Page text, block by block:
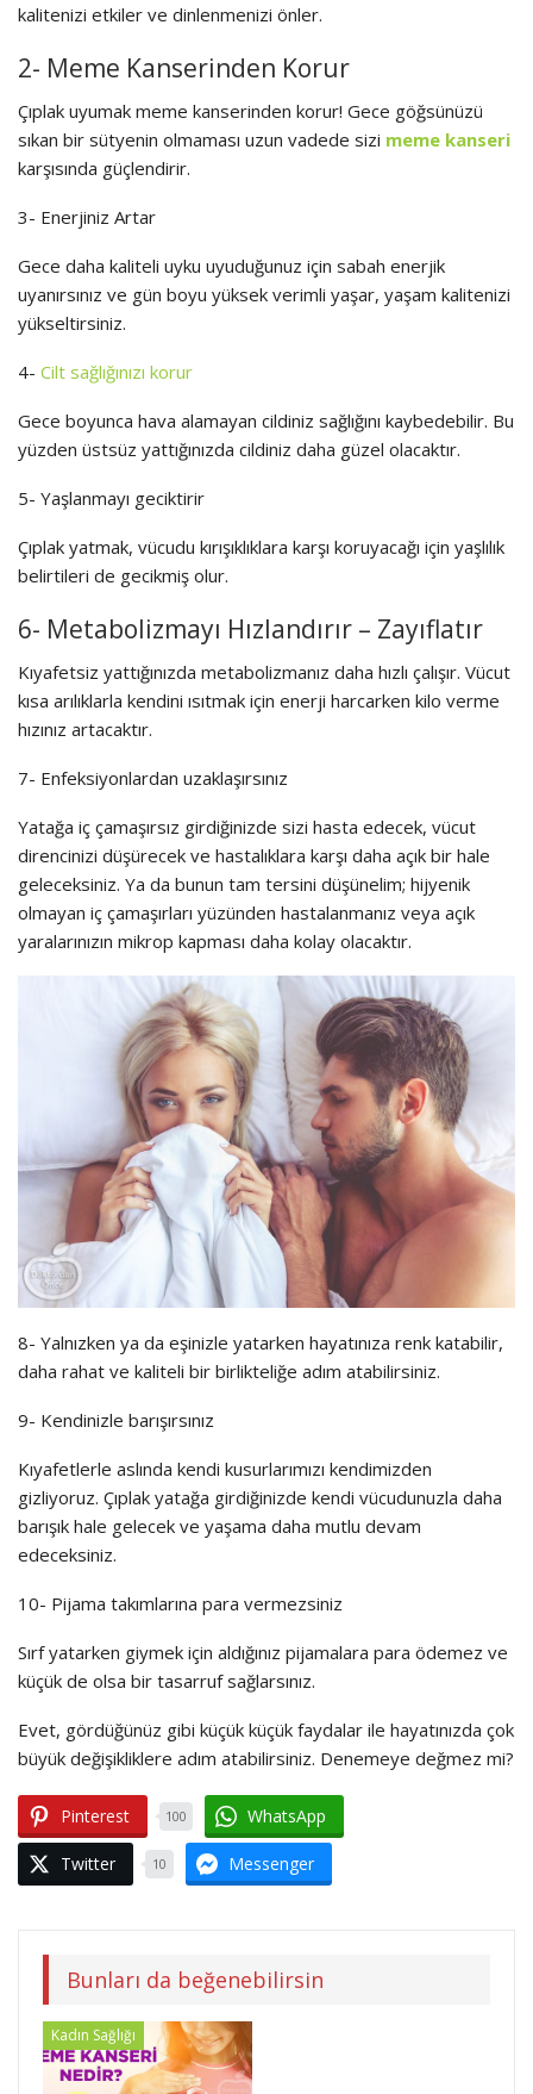
kalitenizi etkiler ve dinlenmenizi önler.
2- Meme Kanserinden Korur
Çıplak uyumak meme kanserinden korur! Gece göğsünüzü
sıkan bir sütyenin olmaması uzun vadede sizi meme kanseri
karşısında güçlendirir.
3- Enerjiniz Artar
Gece daha kaliteli uyku uyuduğunuz için sabah enerjik
uyanırsınız ve gün boyu yüksek verimli yaşar, yaşam kalitenizi
yükseltirsiniz.
4- Cilt sağlığınızı korur
Gece boyunca hava alamayan cildiniz sağlığını kaybedebilir. Bu
yüzden üstsüz yattığınızda cildiniz daha güzel olacaktır.
5- Yaşlanmayı geciktirir
Çıplak yatmak, vücudu kırışıklıklara karşı koruyacağı için yaşlılık
belirtileri de gecikmiş olur.
6- Metabolizmayı Hızlandırır – Zayıflatır
Kıyafetsiz yattığınızda metabolizmanız daha hızlı çalışır. Vücut
kısa arılıklarla kendini ısıtmak için enerji harcarken kilo verme
hızınız artacaktır.
7- Enfeksiyonlardan uzaklaşırsınız
Yatağa iç çamaşırsız girdiğinizde sizi hasta edecek, vücut
direncinizi düşürecek ve hastalıklara karşı daha açık bir hale
geleceksiniz. Ya da bunun tam tersini düşünelim; hijyenik
olmayan iç çamaşırları yüzünden hastalanmanız veya açık
yaralarınızın mikrop kapması daha kolay olacaktır.
8- Yalnızken ya da eşinizle yatarken hayatınıza renk katabilir,
daha rahat ve kaliteli bir birlikteliğe adım atabilirsiniz.
9- Kendinizle barışırsınız
Kıyafetlerle aslında kendi kusurlarımızı kendimizden
gizliyoruz. Çıplak yatağa girdiğinizde kendi vücudunuzla daha
barışık hale gelecek ve yaşama daha mutlu devam
edeceksiniz.
10- Pijama takımlarına para vermezsiniz
Sırf yatarken giymek için aldığınız pijamalara para ödemez ve
küçük de olsa bir tasarruf sağlarsınız.
Evet, gördüğünüz gibi küçük küçük faydalar ile hayatınızda çok
büyük değişikliklere adım atabilirsiniz. Denemeye değmez mi?
Pinterest 100 WhatsApp
Twitter 10 Messenger
Bunları da beğenebilirsin
Kadın Sağlığı